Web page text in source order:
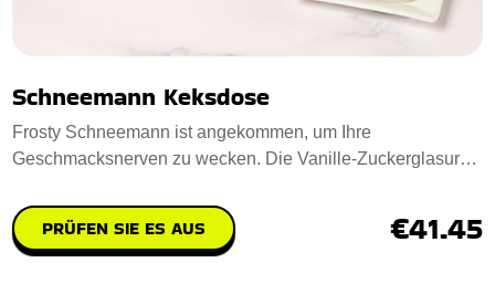
Schneemann Keksdose
Frosty Schneemann ist angekommen, um Ihre
Geschmacksnerven zu wecken. Die Vanille-Zuckerglasur
PRÜFEN SIE ES AUS €41.45